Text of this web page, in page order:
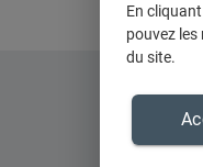
En
pouvez
du site.